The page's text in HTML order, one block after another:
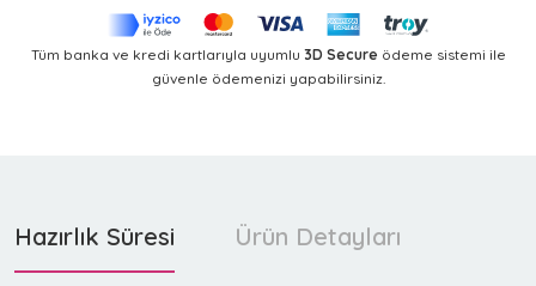
Tüm banka ve kredi kartlarıyla uyumlu 3D Secure ödeme sistemi ile
güvenle ödemenizi yapabilirsiniz.
Hazırlık Süresi Ürün Detayları